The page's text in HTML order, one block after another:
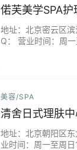
偌芙美学SPA护
地址：北京密云区
Q： 营业时间：周
美容/SPA
清舍日式理肤中
地址：北京朝阳区
业时间：周一至周